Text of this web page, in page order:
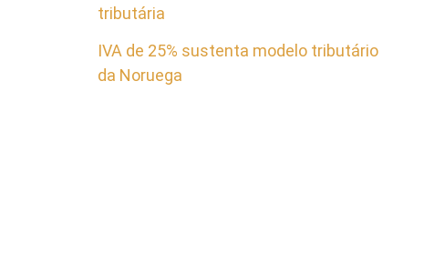
tributária
IVA de 25% sustenta modelo tributário
da Noruega